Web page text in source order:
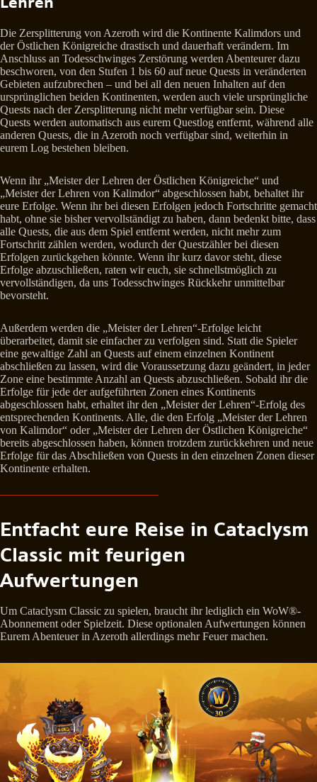
Die Zersplitterung von Azeroth wird die Kontinente Kalimdors und
der Östlichen Königreiche drastisch und dauerhaft verändern. Im
Anschluss an Todesschwinges Zerstörung werden Abenteurer dazu
beschworen, von den Stufen 1 bis 60 auf neue Quests in veränderten
Gebieten aufzubrechen – und bei all den neuen Inhalten auf den
ursprünglichen beiden Kontinenten, werden auch viele ursprüngliche
Quests nach der Zersplitterung nicht mehr verfügbar sein. Diese
Quests werden automatisch aus eurem Questlog entfernt, während alle
anderen Quests, die in Azeroth noch verfügbar sind, weiterhin in
eurem Log bestehen bleiben.
Wenn ihr „Meister der Lehren der Östlichen Königreiche“ und
„Meister der Lehren von Kalimdor“ abgeschlossen habt, behaltet ihr
eure Erfolge. Wenn ihr bei diesen Erfolgen jedoch Fortschritte gemacht
habt, ohne sie bisher vervollständigt zu haben, dann bedenkt bitte, dass
alle Quests, die aus dem Spiel entfernt werden, nicht mehr zum
Fortschritt zählen werden, wodurch der Questzähler bei diesen
Erfolgen zurückgehen könnte. Wenn ihr kurz davor steht, diese
Erfolge abzuschließen, raten wir euch, sie schnellstmöglich zu
vervollständigen, da uns Todesschwinges Rückkehr unmittelbar
bevorsteht.
Außerdem werden die „Meister der Lehren“-Erfolge leicht
überarbeitet, damit sie einfacher zu verfolgen sind. Statt die Spieler
eine gewaltige Zahl an Quests auf einem einzelnen Kontinent
abschließen zu lassen, wird die Voraussetzung dazu geändert, in jeder
Zone eine bestimmte Anzahl an Quests abzuschließen. Sobald ihr die
Erfolge für jede der aufgeführten Zonen eines Kontinents
abgeschlossen habt, erhaltet ihr den „Meister der Lehren“-Erfolg des
entsprechenden Kontinents. Alle, die den Erfolg „Meister der Lehren
von Kalimdor“ oder „Meister der Lehren der Östlichen Königreiche“
bereits abgeschlossen haben, können trotzdem zurückkehren und neue
Erfolge für das Abschließen von Quests in den einzelnen Zonen dieser
Kontinente erhalten.
Entfacht eure Reise in Cataclysm
Classic mit feurigen
Aufwertungen
Um Cataclysm Classic zu spielen, braucht ihr lediglich ein WoW®-
Abonnement oder Spielzeit. Diese optionalen Aufwertungen können
Eurem Abenteuer in Azeroth allerdings mehr Feuer machen.